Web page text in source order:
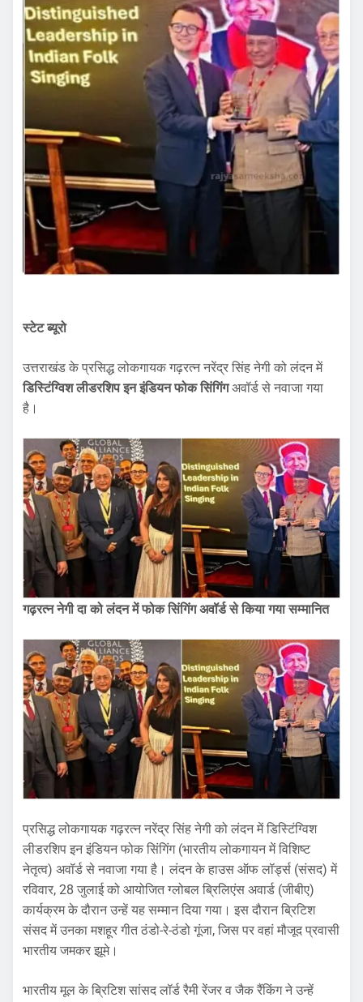
स्टेट ब्यूरो
उत्तराखंड के प्रसिद्ध लोकगायक गढ़रत्न नरेंद्र सिंह नेगी को लंदन में
डिस्टिंग्विश लीडरशिप इन इंडियन फोक सिंगिंगअवॉर्ड से नवाजा गया
है।
गढ़रत्न नेगी दा को लंदन में फोक सिंगिंग अवॉर्ड से किया गया सम्मानित
प्रसिद्ध लोकगायक गढ़रत्न नरेंद्र सिंह नेगी को लंदन में डिस्टिंग्विश
लीडरशिप इन इंडियन फोक सिंगिंग (भारतीय लोकगायन में विशिष्ट
नेतृत्व) अवॉर्ड से नवाजा गया है। लंदन के हाउस ऑफ लॉर्ड्स (संसद) में
रविवार, 28 जुलाई को आयोजित ग्लोबल ब्रिलिएंस अवार्ड (जीबीए)
कार्यक्रम के दौरान उन्हें यह सम्मान दिया गया। इस दौरान ब्रिटिश
संसद में उनका मशहूर गीत ठंडो-रे-ठंडो गूंजा, जिस पर वहां मौजूद प्रवासी
भारतीय जमकर झूमे।
भारतीय मूल के ब्रिटिश सांसद लॉर्ड रैमी रेंजर व जैक रैंकिंग ने उन्हें